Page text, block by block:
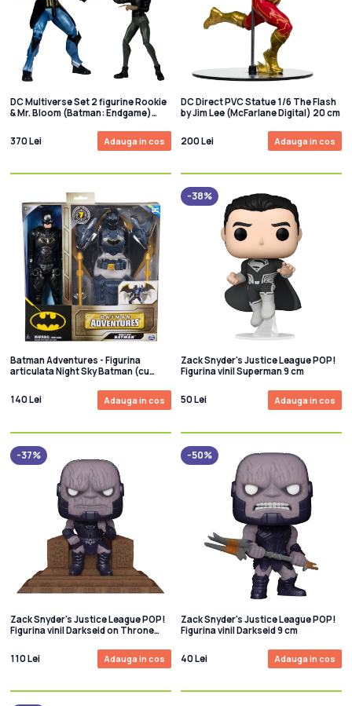
DC Multiverse Set 2 figurine Rookie
& Mr. Bloom (Batman: Endgame)
370 Lei
Adauga in cos
DC Direct PVC Statue 1/6 The Flash
by Jim Lee (McFarlane Digital) 20 cm
200 Lei Adauga in cos
Batman Adventures - Figurina
articulata Night Sky Batman (cu
140 Lei
Adauga in cos
-38%
Zack Snyder's Justice League POP!
Figurina vinil Superman 9 cm
50 Lei Adauga in cos
-37%
Zack Snyder's Justice League POP!
Figurina vinil Darkseid on Throne
110 Lei
Adauga in cos
-50%
Zack Snyder's Justice League POP!
Figurina vinil Darkseid 9 cm
40 Lei Adauga in cos